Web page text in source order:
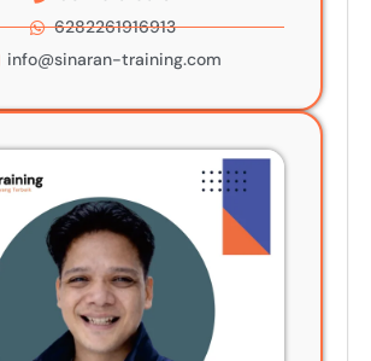
6282261916913
info@sinaran-training.com